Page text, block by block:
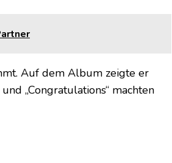
Auf dem Album zeigte er
„Congratulations“ machten